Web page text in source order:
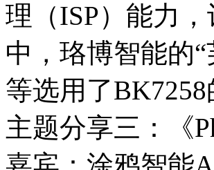
理（ISP）能力
中，珞博智能的
等选用了
主题分享三：《